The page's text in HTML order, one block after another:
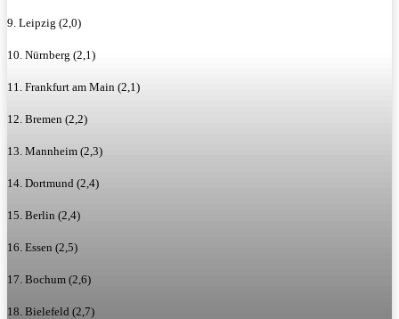
9. Leipzig (2,0)
10. Nürnberg (2,1)
11. Frankfurt am Main (2,1)
12. Bremen (2,2)
13. Mannheim (2,3)
14. Dortmund (2,4)
15. Berlin (2,4)
16. Essen (2,5)
17. Bochum (2,6)
18. Bielefeld (2,7)